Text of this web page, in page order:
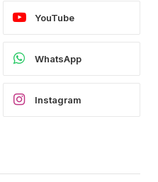
YouTube
WhatsApp
Instagram